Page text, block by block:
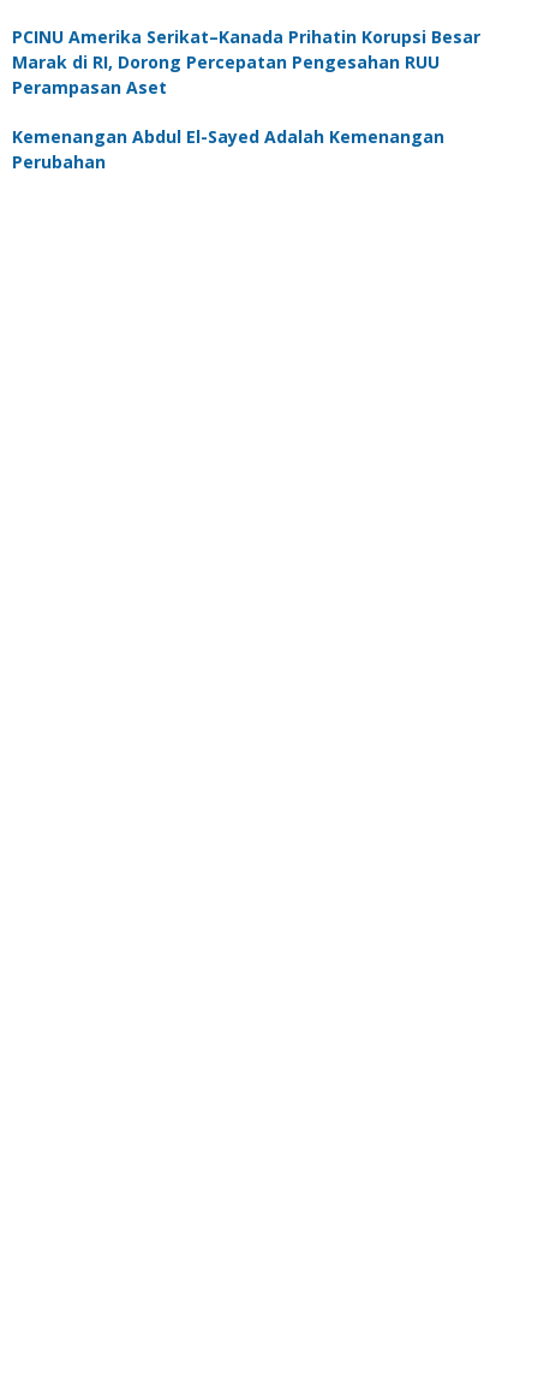
PCINU Amerika Serikat–Kanada Prihatin Korupsi Besar
Marak di RI, Dorong Percepatan Pengesahan RUU
Perampasan Aset
Kemenangan Abdul El-Sayed Adalah Kemenangan
Perubahan